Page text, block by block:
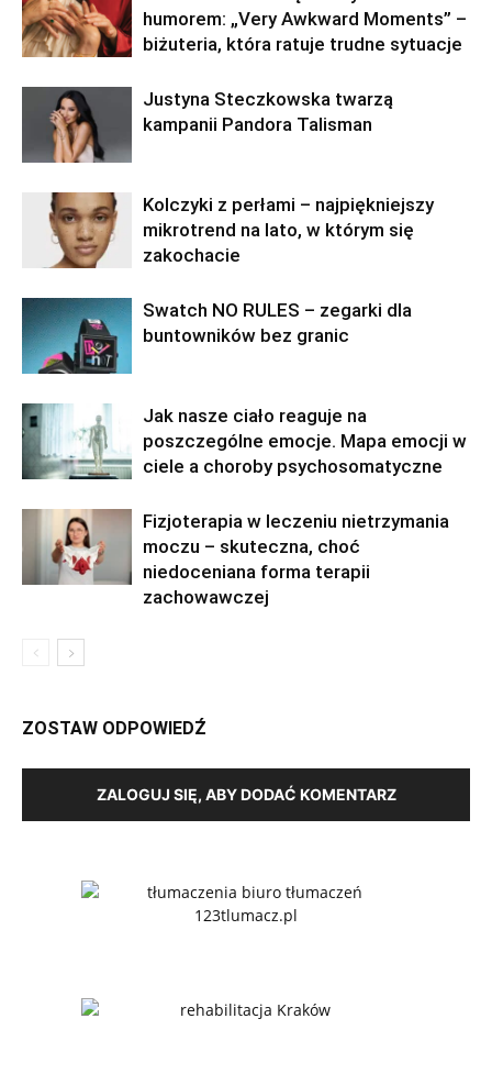
humorem: „Very Awkward Moments” –
biżuteria, która ratuje trudne sytuacje
Justyna Steczkowska twarzą
kampanii Pandora Talisman
Kolczyki z perłami – najpiękniejszy
mikrotrend na lato, w którym się
zakochacie
Swatch NO RULES – zegarki dla
buntowników bez granic
Jak nasze ciało reaguje na
poszczególne emocje. Mapa emocji w
ciele a choroby psychosomatyczne
Fizjoterapia w leczeniu nietrzymania
moczu – skuteczna, choć
niedoceniana forma terapii
zachowawczej
ZOSTAW ODPOWIEDŹ
ZALOGUJ SIĘ, ABY DODAĆ KOMENTARZ